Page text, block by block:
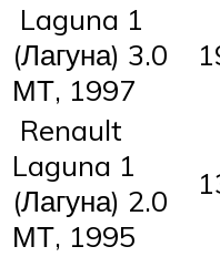
Laguna 1
(Лагуна) 3.0
МТ, 1997
Renault
Laguna 1
(Лагуна) 2.0
МТ, 1995